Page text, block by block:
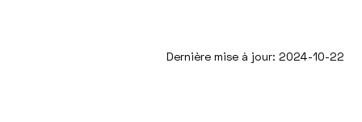
Dernière mise à jour: 2024-10-22